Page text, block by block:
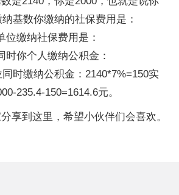
基数你缴纳的社保费用是：
位缴纳社保费用是：
时你个人缴纳公积金：
时缴纳公积金：2140*7%=150实
235.4-150=1614.6元。
享到这里，希望小伙伴们会喜欢。